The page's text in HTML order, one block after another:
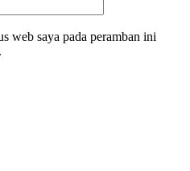
web saya pada peramban ini